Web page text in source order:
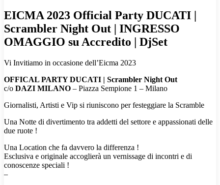
EICMA 2023 Official Party DUCATI |
Scrambler Night Out | INGRESSO
OMAGGIO su Accredito | DjSet
Vi Invitiamo in occasione dell’Eicma 2023
OFFICAL PARTY DUCATI | Scrambler Night Out
c/o DAZI MILANO – Piazza Sempione 1 – Milano
Giornalisti, Artisti e Vip si riuniscono per festeggiare la Scramble
Una Notte di divertimento tra addetti del settore e appassionati delle
due ruote !
Una Location che fa davvero la differenza !
Esclusiva e originale accoglierà un vernissage di incontri e di
conoscenze speciali !
–